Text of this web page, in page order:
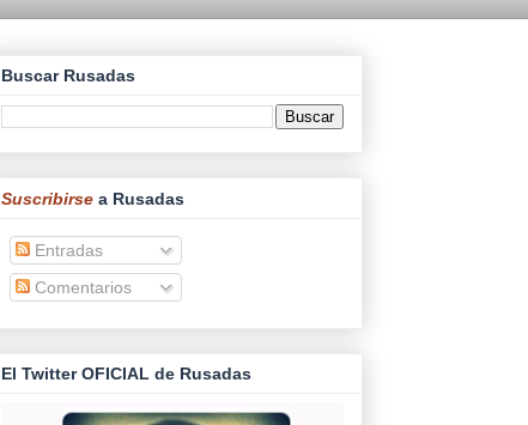
Buscar Rusadas
Suscribirse a Rusadas
Entradas
Comentarios
El Twitter OFICIAL de Rusadas